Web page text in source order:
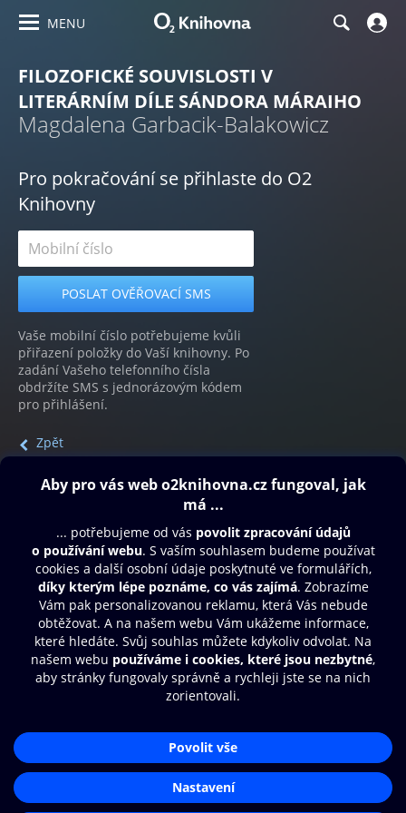
MENU
FILOZOFICKÉ SOUVISLOSTI V
LITERÁRNÍM DÍLE SÁNDORA MÁRAIHO
Magdalena Garbacik-Balakowicz
Pro pokračování se přihlaste do O2
Knihovny
Vaše mobilní číslo potřebujeme kvůli
přiřazení položky do Vaší knihovny. Po
zadání Vašeho telefonního čísla
obdržíte SMS s jednorázovým kódem
pro přihlášení.
Zpět
Obsah ke stažení
Moje O2 Knihovna
Další zábava
© O2 Czech Republic a.s.
Přístupnost
Zásady zpracování osobních údajůAplikace O2 Knihovna
Čti a poslouchej své e-knihy a
audioknihy rychleji a pohodlněji.